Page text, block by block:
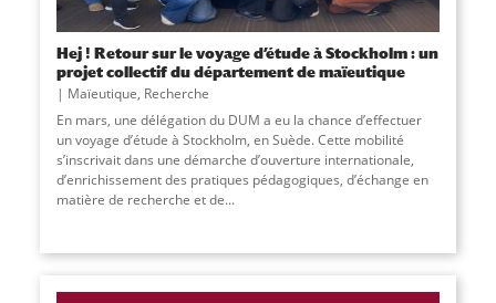
Hej ! Retour sur le voyage d’étude à Stockholm : un
projet collectif du département de maïeutique
Maïeutique, Recherche
En mars, une délégation du DUM a eu la chance d’effectuer
un voyage d’étude à Stockholm, en Suède. Cette mobilité
s’inscrivait dans une démarche d’ouverture internationale,
d’enrichissement des pratiques pédagogiques, d’échange en
matière de recherche et de...